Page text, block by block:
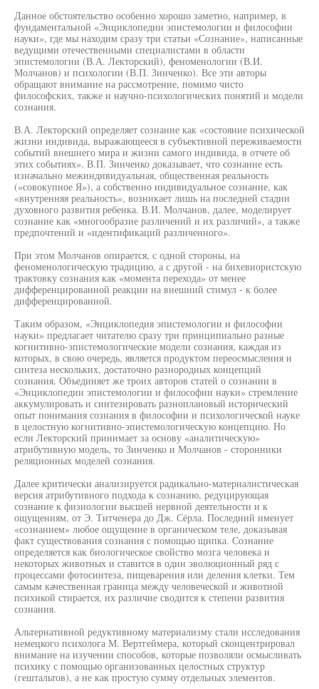
Данное обстоятельство особенно хорошо заметно, например, в
фундаментальной «Энциклопедии эпистемологии и философии
науки», где мы находим сразу три статьи «Сознание», написанные
ведущими отечественными специалистами в области
эпистемологии (В.А. Лекторский), феноменологии (В.И.
Молчанов) и психологии (В.П. Зинченко). Все эти авторы
обращают внимание на рассмотрение, помимо чисто
философских, также и научно-психологических понятий и модели
сознания.
В.А. Лекторский определяет сознание как «состояние психической
жизни индивида, выражающееся в субъективной переживаемости
событий внешнего мира и жизни самого индивида, в отчете об
этих событиях». В.П. Зинченко доказывает, что сознание есть
изначально межиндивидуальная, общественная реальность
(«совокупное Я»), а собственно индивидуальное сознание, как
«внутренняя реальность», возникает лишь на последней стадии
духовного развития ребенка. В.И. Молчанов, далее, моделирует
сознание как «многообразие различений и их различий», а также
предпочтений и «идентификаций различенного».
При этом Молчанов опирается, с одной стороны, на
феноменологическую традицию, а с другой - на бихевиористскую
трактовку сознания как «момента перехода» от менее
дифференцированной реакции на внешний стимул - к более
дифференцированной.
Таким образом, «Энциклопедия эпистемологии и философии
науки» предлагает читателю сразу три принципиально разные
когнитивно-эпистемологические модели сознания, каждая из
которых, в свою очередь, является продуктом переосмысления и
синтеза нескольких, достаточно разнородных концепций
сознания. Объединяет же троих авторов статей о сознании в
«Энциклопедии эпистемологии и философии науки» стремление
аккумулировать и синтезировать разноплановый исторический
опыт понимания сознания в философии и психологической науке
в целостную когнитивно-эпистемологическую концепцию. Но
если Лекторский принимает за основу «аналитическую»
атрибутивную модель, то Зинченко и Молчанов - сторонники
реляционных моделей сознания.
Далее критически анализируется радикально-материалистическая
версия атрибутивного подхода к сознанию, редуцирующая
сознание к физиологии высшей нервной деятельности и к
ощущениям, от Э. Титченера до Дж. Сёрла. Последний именует
«сознанием» любое ощущение в органическом теле, доказывая
факт существования сознания с помощью щипка. Сознание
определяется как биологическое свойство мозга человека и
некоторых животных и ставится в один эволюционный ряд с
процессами фотосинтеза, пищеварения или деления клетки. Тем
самым качественная граница между человеческой и животной
психикой стирается, их различие сводится к степени развития
сознания.
Альтернативной редуктивному материализму стали исследования
немецкого психолога М. Вертгеймера, который сконцентрировал
внимание на изучении способов, которые позволяли осмысливать
психику с помощью организованных целостных структур
(гештальтов), а не как простую сумму отдельных элементов.